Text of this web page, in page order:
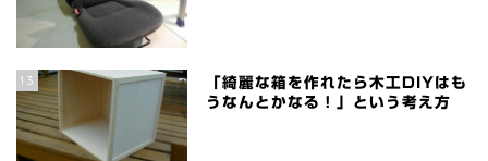
13
「綺麗な箱を作れたら木工DIYはも
うなんとかなる！」という考え方